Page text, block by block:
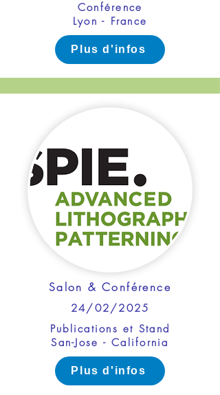
Conférence
Lyon - France
Plus d'infos
Salon & Conférence
24/02/2025
Publications et Stand
San-Jose - California
Plus d'infos